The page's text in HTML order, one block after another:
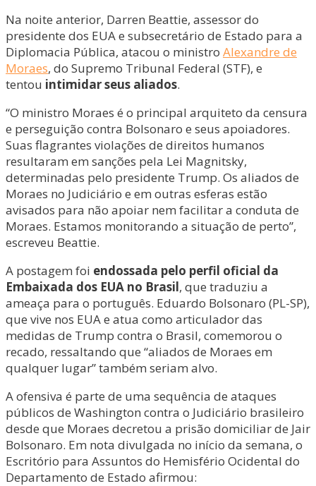
Na noite anterior, Darren Beattie, assessor do
presidente dos EUA e subsecretário de Estado para a
Diplomacia Pública, atacou o ministro Alexandre de
Moraes, do Supremo Tribunal Federal (STF), e
tentou intimidar seus aliados.
“O ministro Moraes é o principal arquiteto da censura
e perseguição contra Bolsonaro e seus apoiadores.
Suas flagrantes violações de direitos humanos
resultaram em sanções pela Lei Magnitsky,
determinadas pelo presidente Trump. Os aliados de
Moraes no Judiciário e em outras esferas estão
avisados para não apoiar nem facilitar a conduta de
Moraes. Estamos monitorando a situação de perto”,
escreveu Beattie.
A postagem foi endossada pelo perfil oficial da
Embaixada dos EUA no Brasil, que traduziu a
ameaça para o português. Eduardo Bolsonaro (PL-SP),
que vive nos EUA e atua como articulador das
medidas de Trump contra o Brasil, comemorou o
recado, ressaltando que “aliados de Moraes em
qualquer lugar” também seriam alvo.
A ofensiva é parte de uma sequência de ataques
públicos de Washington contra o Judiciário brasileiro
desde que Moraes decretou a prisão domiciliar de Jair
Bolsonaro. Em nota divulgada no início da semana, o
Escritório para Assuntos do Hemisfério Ocidental do
Departamento de Estado afirmou: